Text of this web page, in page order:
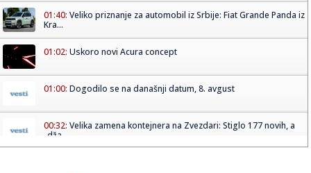
01:40: Veliko priznanje za automobil iz Srbije: Fiat Grande Panda iz
Kra...
01:02: Uskoro novi Acura concept
01:00: Dogodilo se na današnji datum, 8. avgust
00:32: Velika zamena kontejnera na Zvezdari: Stiglo 177 novih, a
„dža...